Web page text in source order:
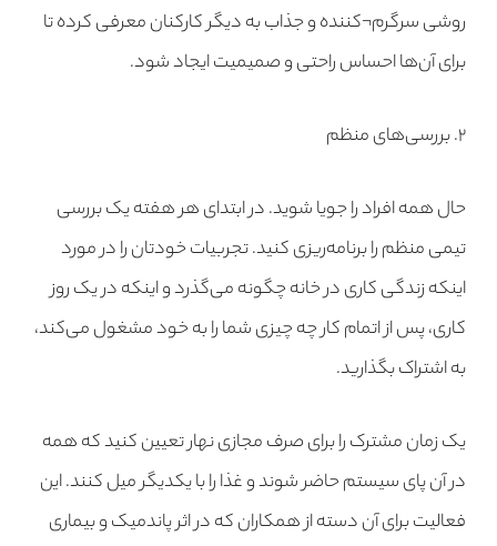
روشی سرگرم¬کننده و جذاب به دیگر کارکنان معرفی کرده تا
برای آن‌ها احساس راحتی و صمیمیت ایجاد شود.
۲. بررسی‌های منظم
حال همه افراد را جویا شوید. در ابتدای هر هفته یک بررسی
تیمی منظم را برنامه‌ریزی کنید. تجربیات خودتان را در مورد
اینکه زندگی کاری در خانه چگونه می‌گذرد و اینکه در یک روز
کاری، پس از اتمام کار چه چیزی شما را به خود مشغول می‌کند،
به اشتراک بگذارید.
یک زمان مشترک را برای صرف مجازی نهار تعیین کنید که همه
در آن پای سیستم حاضر شوند و غذا را با یکدیگر میل کنند. این
فعالیت برای آن دسته از همکاران که در اثر پاندمیک و بیماری